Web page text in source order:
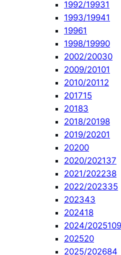
1992/19931
1993/19941
19961
1998/19990
2002/20030
2009/20101
2010/20112
201715
20183
2018/20198
2019/20201
20200
2020/202137
2021/202238
2022/202335
202343
202418
2024/2025109
202520
2025/202684